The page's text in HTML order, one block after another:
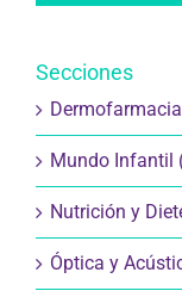
Secciones
Mundo Infantil
Nutrición y
Óptica y